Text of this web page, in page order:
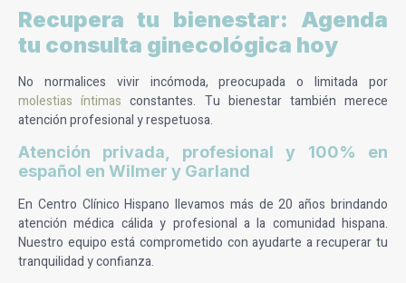
Recupera tu bienestar: Agenda
tu consulta ginecológica hoy
No normalices vivir incómoda, preocupada o limitada por
molestias íntimas constantes. Tu bienestar también merece
atención profesional y respetuosa.
Atención privada, profesional y 100% en
español en Wilmer y Garland
En Centro Clínico Hispano llevamos más de 20 años brindando
atención médica cálida y profesional a la comunidad hispana.
Nuestro equipo está comprometido con ayudarte a recuperar tu
tranquilidad y confianza.